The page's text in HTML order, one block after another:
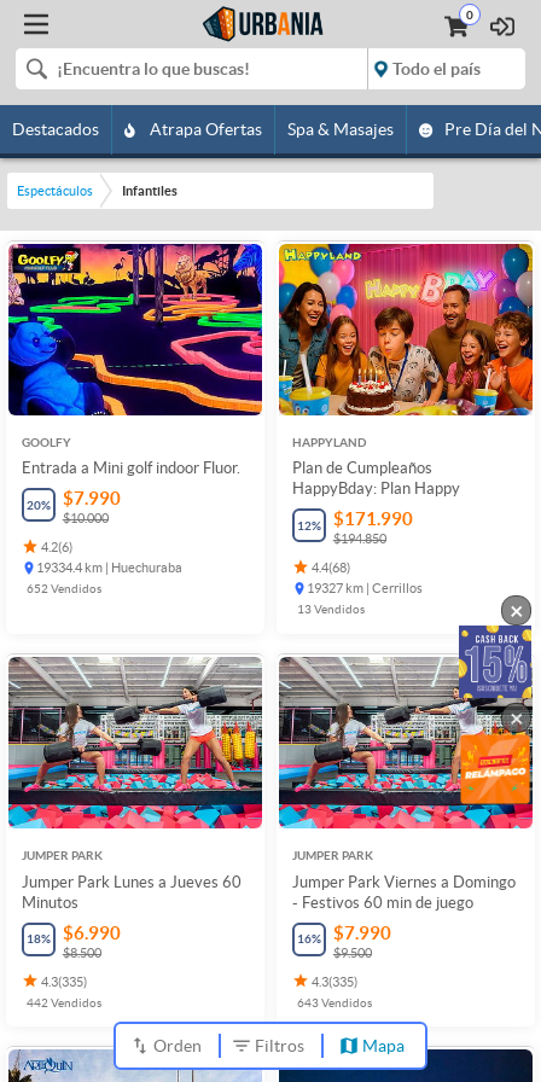
0
Destacados Atrapa Ofertas Spa & Masajes Pre Día del
Espectáculos Infantiles
GOOLFY
Entrada a Mini golf indoor Fluor.
20% $7.990
$10.000
4.2(6)
19334.4 km | Huechuraba
652 Vendidos
HAPPYLAND
Plan de Cumpleaños
HappyBday: Plan Happy
12% $171.990
$194.850
4.4(68)
19327 km | Cerrillos
13Vendidos
JUMPER PARK
Jumper Park Lunes a Jueves 60
Minutos
18% $6.990
$8.500
4.3(335)
442 Vendidos
JUMPER PARK
Jumper Park Viernes a Domingo
- Festivos 60 min de juego
16% $7.990
$9.500
4.3(335)
643Vendidos
Orden Filtros Mapa
×
×